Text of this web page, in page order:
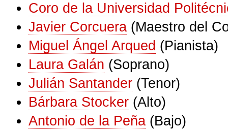
Coro de la Universidad
Javier Corcuera (Maestro del
Miguel Ángel Arqued (Pianista)
Laura Galán (Soprano)
Julián Santander (Tenor)
Bárbara Stocker (Alto)
Antonio de la Peña (Bajo)